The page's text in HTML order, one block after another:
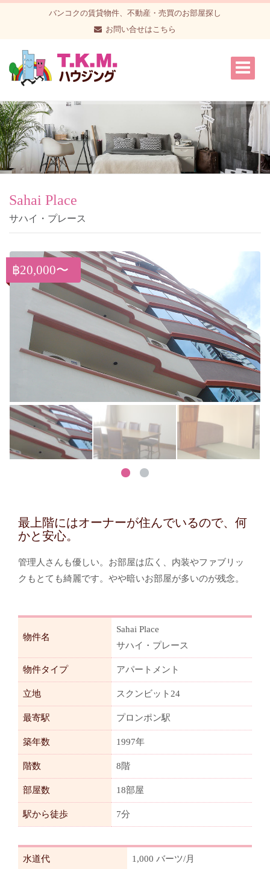
バンコクの賃貸物件、不動産・売買のお部屋探し
お問い合せはこちら
Sahai Place
サハイ・プレース
฿20,000〜
最上階にはオーナーが住んでいるので、何
かと安心。
管理人さんも優しい。お部屋は広く、内装やファブリッ
クもとても綺麗です。やや暗いお部屋が多いのが残念。
物件名
Sahai Place
サハイ・プレース
物件タイプ アパートメント
立地 スクンビット24
最寄駅 プロンポン駅
築年数 1997年
階数 8階
部屋数 18部屋
駅から徒歩 7分
水道代 1,000 バーツ/月